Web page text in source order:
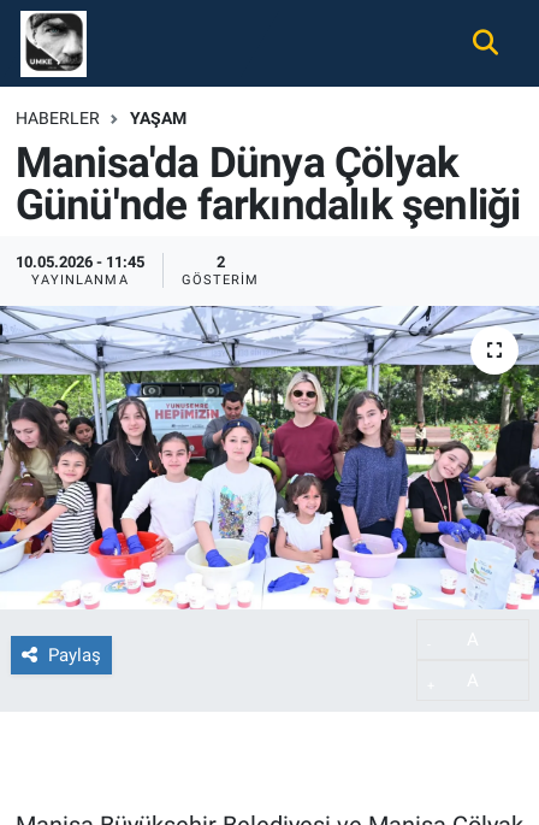
HABERLER YAŞAM
Manisa'da Dünya Çölyak
Günü'nde farkındalık şenliği
10.05.2026 - 11:45
YAYINLANMA
2
GÖSTERIM
Paylaş
Gündem
Ekonomi
Spor
Magazin
Tüm Haberler
İletişim
Künye
Nöbetçi Eczaneler
Hava Durumu
Namaz Vakitleri
Trafik Durumu
Süper Lig Puan Durumu ve Fikstür
Tüm Manşetler
Son Dakika Haberleri
Haber Arşivi